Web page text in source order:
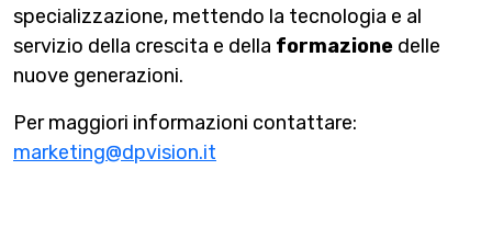
specializzazione, mettendo la tecnologia e al
servizio della crescita e della formazione delle
nuove generazioni.
Per maggiori informazioni contattare:
marketing@dpvision.it